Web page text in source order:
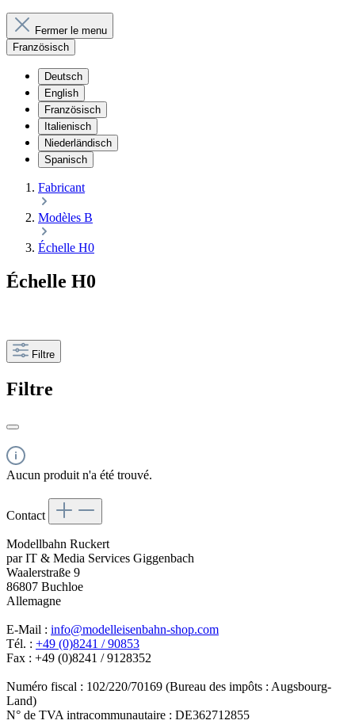
Fermer le menu
Französisch
Deutsch
English
Französisch
Italienisch
Niederländisch
Spanisch
Fabricant
Modèles B
Échelle H0
Échelle H0
Filtre
Filtre
Aucun produit n'a été trouvé.
Contact
Modellbahn Ruckert
par IT & Media Services Giggenbach
Waalerstraße 9
86807 Buchloe
Allemagne
E-Mail : info@modelleisenbahn-shop.com
Tél. : +49 (0)8241 / 90853
Fax : +49 (0)8241 / 9128352
Numéro fiscal : 102/220/70169 (Bureau des impôts : Augsbourg-
Land)
N° de TVA intracommunautaire : DE362712855